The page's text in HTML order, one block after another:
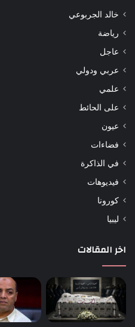
خالد الجربوعي
رياضة
عاجل
عربي ودولي
علمي
على الحائط
عيون
فضاءات
في الذاكرة
فيديوهات
كورونا
ليبيا
اخر المقالات